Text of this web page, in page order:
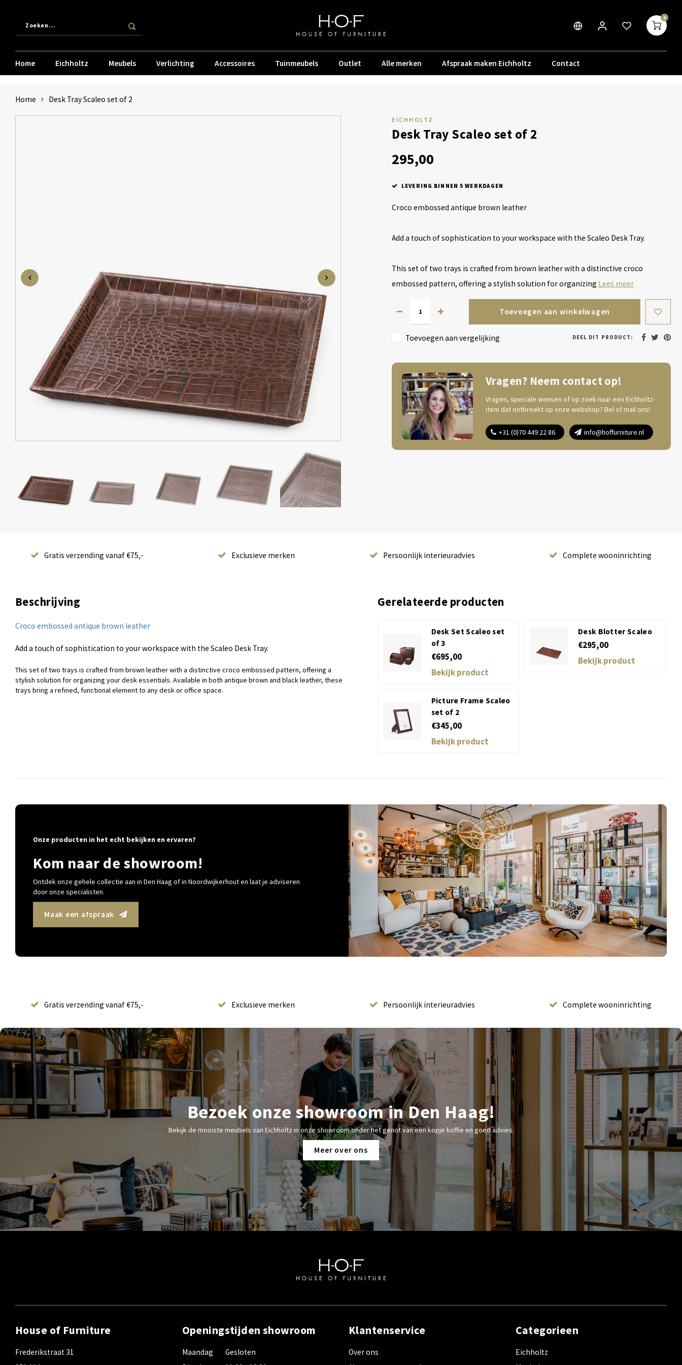
0
Home Eichholtz Meubels Verlichting Accessoires Tuinmeubels Outlet Alle merken Afspraak maken Eichholtz Contact
Home Desk Tray Scaleo set of 2
EICHHOLTZ
Desk Tray Scaleo set of 2
295,00
LEVERING BINNEN 5 WERKDAGEN
Croco embossed antique brown leather
Add a touch of sophistication to your workspace with the Scaleo Desk Tray.
This set of two trays is crafted from brown leather with a distinctive croco
embossed pattern, offering a stylish solution for organizing Lees meer
Toevoegen aan winkelwagen
Toevoegen aan vergelijking DEEL DIT PRODUCT:
Vragen? Neem contact op!
Vragen, speciale wensen of op zoek naar een Eichholtz-
item dat ontbreekt op onze webshop? Bel of mail ons!
+31 (0)70 449 22 86 info@hoffurniture.nl
Gratis verzending vanaf €75,- Exclusieve merken Persoonlijk interieuradvies Complete wooninrichting
Beschrijving
Croco embossed antique brown leather
Add a touch of sophistication to your workspace with the Scaleo Desk Tray.
This set of two trays is crafted from brown leather with a distinctive croco embossed pattern, offering a
stylish solution for organizing your desk essentials. Available in both antique brown and black leather, these
trays bring a refined, functional element to any desk or office space.
Gerelateerde producten
Desk Set Scaleo set
of 3
€695,00
Bekijk product
Desk Blotter Scaleo
€295,00
Bekijk product
Picture Frame Scaleo
set of 2
€345,00
Bekijk product
Onze producten in het echt bekijken en ervaren?
Kom naar de showroom!
Ontdek onze gehele collectie aan in Den Haag of in Noordwijkerhout en laat je adviseren
door onze specialisten.
Maak een afspraak
Gratis verzending vanaf €75,- Exclusieve merken Persoonlijk interieuradvies Complete wooninrichting
Bezoek onze showroom in Den Haag!
Bekijk de mooiste meubels van Eichholtz in onze showroom onder het genot van een kopje koffie en goed advies.
Meer over ons
House of Furniture
Frederikstraat 31
Openingstijden showroom
Maandag
Gesloten
Klantenservice
Over ons
Categorieen
Eichholtz